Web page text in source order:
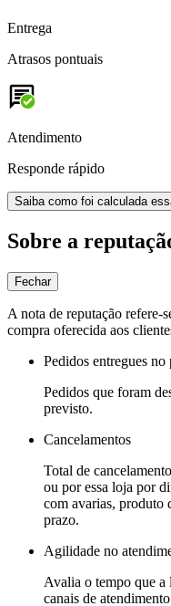
Entrega
Atrasos pontuais
Atendimento
Responde rápido
Saiba como foi calculada
Sobre a
Fechar
A nota de reputação refere-
compra oferecida aos
Pedidos entregues no
Pedidos que foram
previsto.
Cancelamentos
Total de
ou por essa loja por
com avarias, produto
prazo.
Agilidade no
Avalia o tempo que a
canais de